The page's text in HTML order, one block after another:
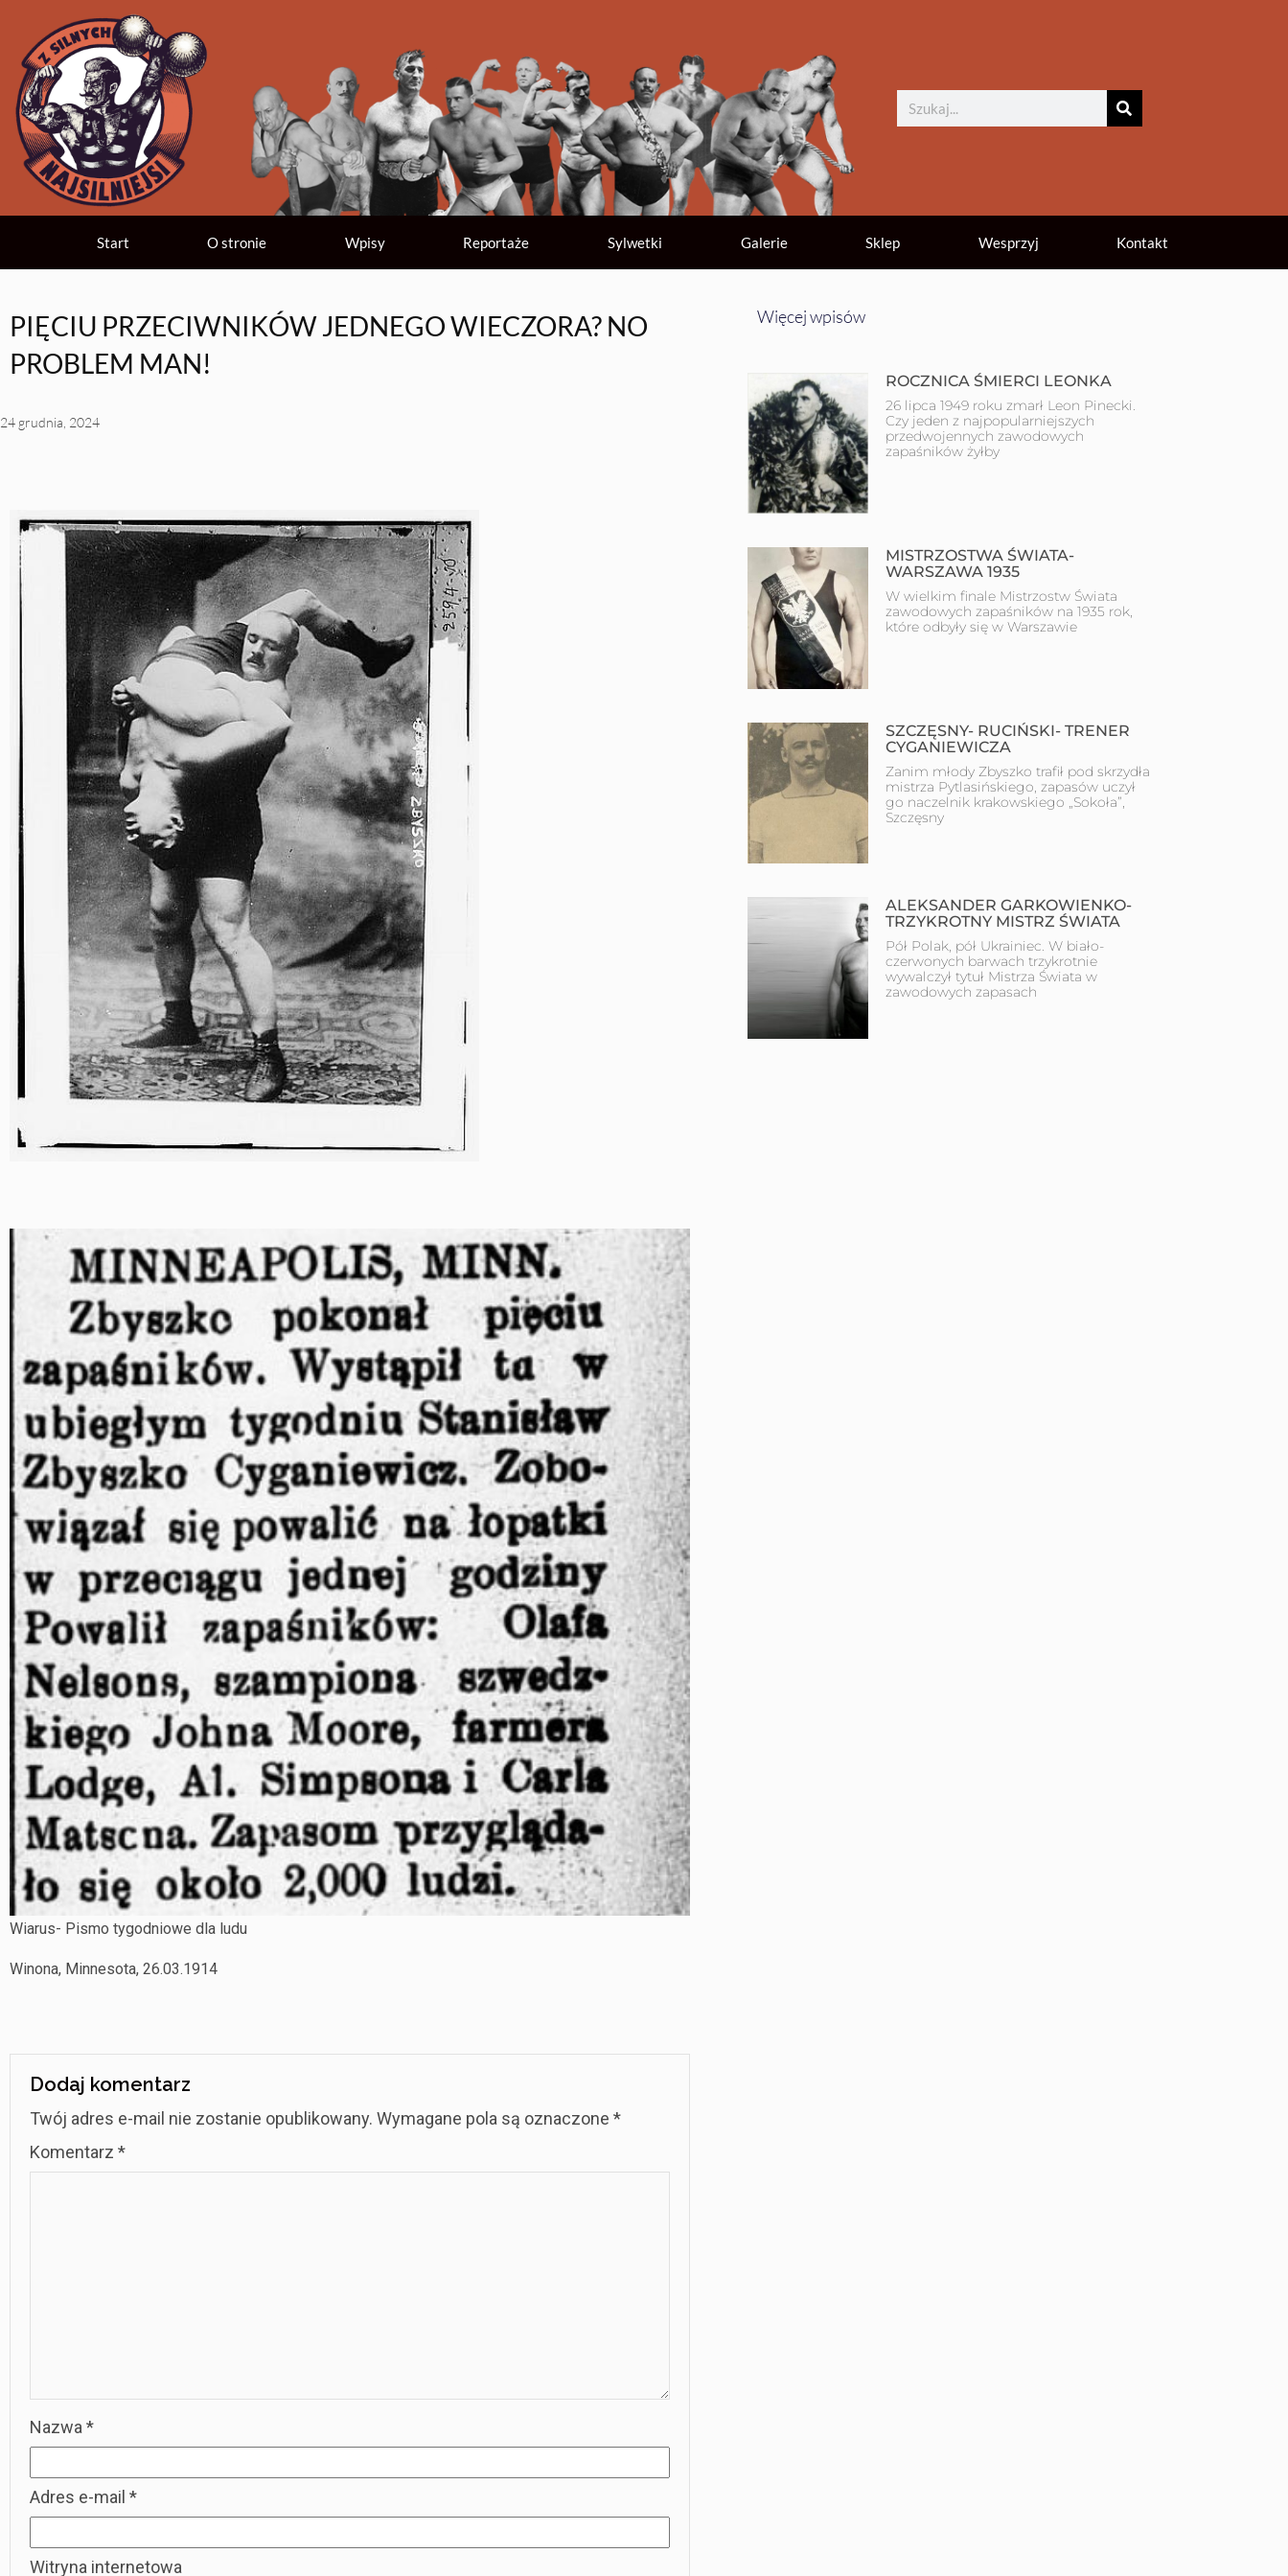
Start O stronie Wpisy Reportaże Sylwetki Galerie Sklep Wesprzyj Kontakt
PIĘCIU PRZECIWNIKÓW JEDNEGO WIECZORA? NO
PROBLEM MAN!
24 grudnia, 2024
Wiarus- Pismo tygodniowe dla ludu
Winona, Minnesota, 26.03.1914
Dodaj komentarz
Twój adres e-mail nie zostanie opublikowany. Wymagane pola są oznaczone *
Komentarz *
Nazwa *
Adres e-mail *
Witryna internetowa
Więcej wpisów
ROCZNICA ŚMIERCI LEONKA
26 lipca 1949 roku zmarł Leon Pinecki.
Czy jeden z najpopularniejszych
przedwojennych zawodowych
zapaśników żyłby
MISTRZOSTWA ŚWIATA-
WARSZAWA 1935
W wielkim finale Mistrzostw Świata
zawodowych zapaśników na 1935 rok,
które odbyły się w Warszawie
SZCZĘSNY- RUCIŃSKI- TRENER
CYGANIEWICZA
Zanim młody Zbyszko trafił pod skrzydła
mistrza Pytlasińskiego, zapasów uczył
go naczelnik krakowskiego „Sokoła”,
Szczęsny
ALEKSANDER GARKOWIENKO-
TRZYKROTNY MISTRZ ŚWIATA
Pół Polak, pół Ukrainiec. W biało-
czerwonych barwach trzykrotnie
wywalczył tytuł Mistrza Świata w
zawodowych zapasach